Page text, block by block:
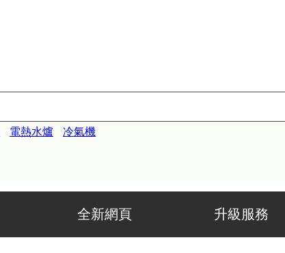
電熱水爐 冷氣機
全新網頁 升級服務